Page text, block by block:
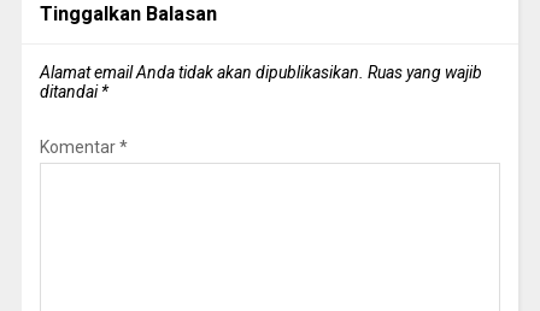
Tinggalkan Balasan
Alamat email Anda tidak akan dipublikasikan. Ruas yang wajib
ditandai*
Komentar*